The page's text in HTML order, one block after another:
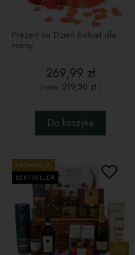
Prezent na Dzień Kobiet dla
mamy
269,99 zł
(netto: 219,50 zł)
Do koszyka
-5%
PROMOCJA
BESTSELLER